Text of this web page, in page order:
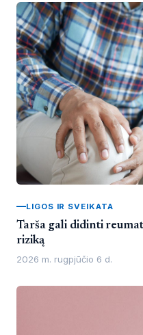
LIGOS IR SVEIKATA
Tarša gali didinti
riziką
2026 m. rugpjūčio 6 d.